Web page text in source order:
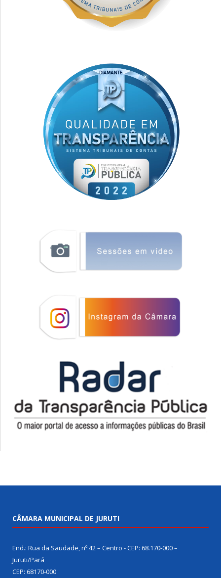
CÂMARA MUNICIPAL DE JURUTI
End.: Rua da Saudade, nº 42 – Centro - CEP: 68.170-000 –
Juruti/Pará
CEP: 68170-000